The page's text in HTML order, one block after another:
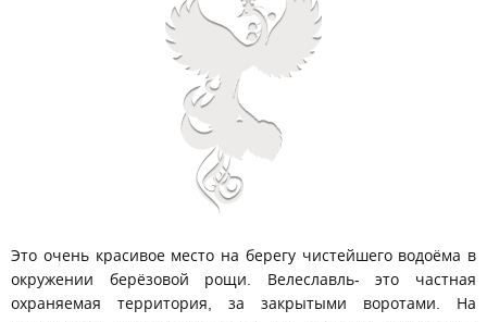
Это очень красивое место на берегу чистейшего водоёма в
окружении берёзовой рощи. Велеславль- это частная
охраняемая территория, за закрытыми воротами. На